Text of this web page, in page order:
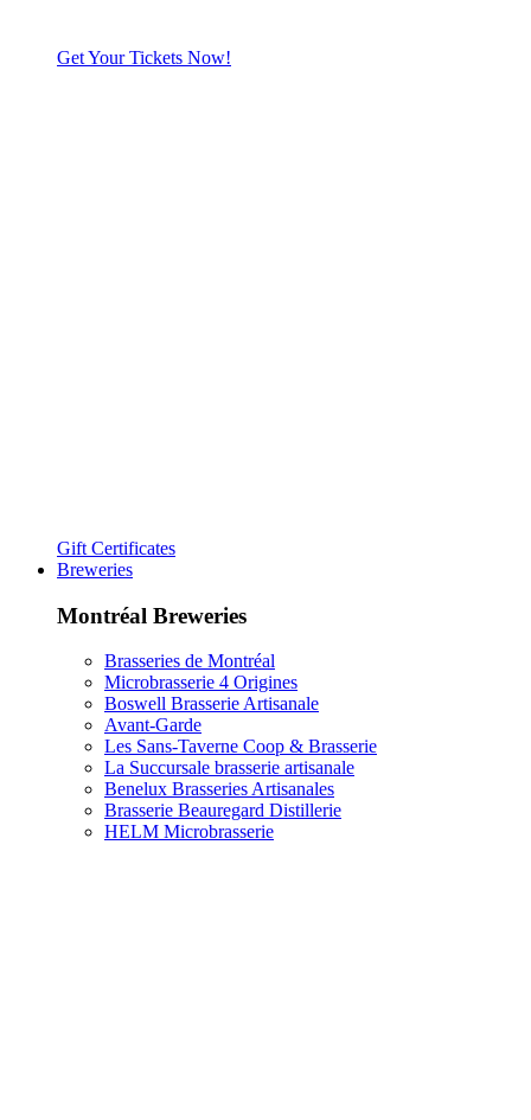
Get Your Tickets Now!
Gift Certificates
Breweries
Montréal Breweries
Brasseries de Montréal
Microbrasserie 4 Origines
Boswell Brasserie Artisanale
Avant-Garde
Les Sans-Taverne Coop & Brasserie
La Succursale brasserie artisanale
Benelux Brasseries Artisanales
Brasserie Beauregard Distillerie
HELM Microbrasserie